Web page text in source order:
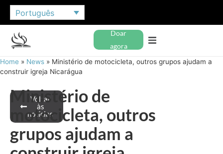
Português
Doar
agora
Home » News » Ministério de motocicleta, outros grupos ajudam a
construir igreja Nicarágua
Voltar
às
notícias
Ministério de
motocicleta, outros
grupos ajudam a